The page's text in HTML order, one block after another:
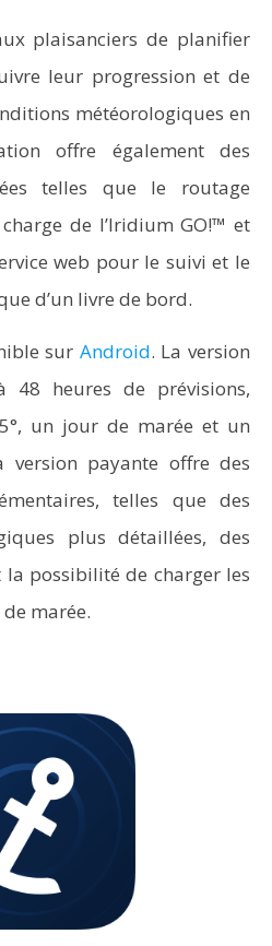
plaisanciers de planifier
leur progression et de
météorologiques en
offre également des
telles que le routage
de l’Iridium GO!™ et
web pour le suivi et le
d’un livre de bord.
sur Android. La version
heures de prévisions,
un jour de marée et un
version payante offre des
telles que des
plus détaillées, des
possibilité de charger les
marée.